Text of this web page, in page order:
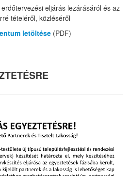
eljárás lezárásáról és az
tételéről, közléséről
letöltése (PDF)